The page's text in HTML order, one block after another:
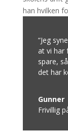
han hvilken
“Jeg
at vi har
spare,
det har
Gunner
Frivillig